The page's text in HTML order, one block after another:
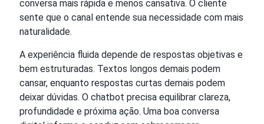
conversa mais rápida e menos cansativa. O cliente
sente que o canal entende sua necessidade com mais
naturalidade.
A experiência fluida depende de respostas objetivas e
bem estruturadas. Textos longos demais podem
cansar, enquanto respostas curtas demais podem
deixar dúvidas. O chatbot precisa equilibrar clareza,
profundidade e próxima ação. Uma boa conversa